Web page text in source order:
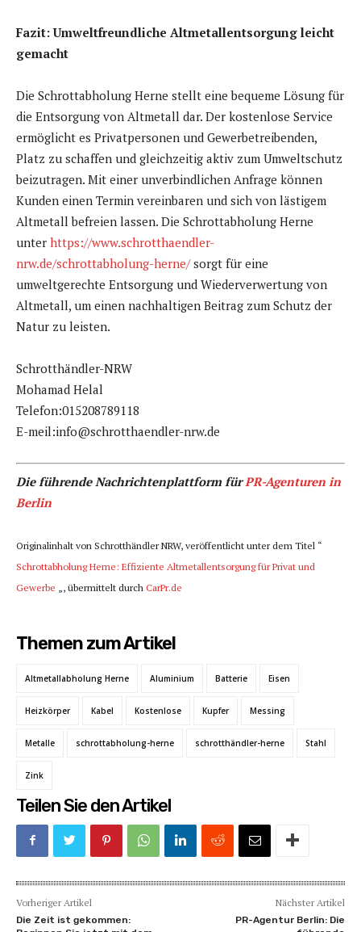
Fazit: Umweltfreundliche Altmetallentsorgung leicht
gemacht
Die Schrottabholung Herne stellt eine bequeme Lösung für
die Entsorgung von Altmetall dar. Der kostenlose Service
ermöglicht es Privatpersonen und Gewerbetreibenden,
Platz zu schaffen und gleichzeitig aktiv zum Umweltschutz
beizutragen. Mit einer unverbindlichen Anfrage können
Kunden einen Termin vereinbaren und sich von lästigem
Altmetall befreien lassen. Die Schrottabholung Herne
unter https://www.schrotthaendler-
nrw.de/schrottabholung-herne/sorgt für eine
umweltgerechte Entsorgung und Wiederverwertung von
Altmetall, um einen nachhaltigen Beitrag zum Schutz der
Natur zu leisten.
Schrotthändler-NRW
Mohamad Helal
Telefon:015208789118
E-meil:info@schrotthaendler-nrw.de
Die führende Nachrichtenplattform für PR-Agenturen in
Berlin
Originalinhalt von Schrotthändler NRW, veröffentlicht unter dem Titel “
Schrottabholung Herne: Effiziente Altmetallentsorgung für Privat und
Gewerbe „, übermittelt durch CarPr.de
Themen zum Artikel
Altmetallabholung Herne Aluminium Batterie Eisen
Heizkörper Kabel Kostenlose Kupfer Messing
Metalle schrottabholung-herne schrotthändler-herne Stahl
Zink
Teilen Sie den Artikel
Vorheriger Artikel
Die Zeit ist gekommen:
Nächster Artikel
PR-Agentur Berlin: Die